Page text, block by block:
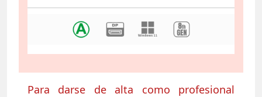
Para darse de alta como profesional